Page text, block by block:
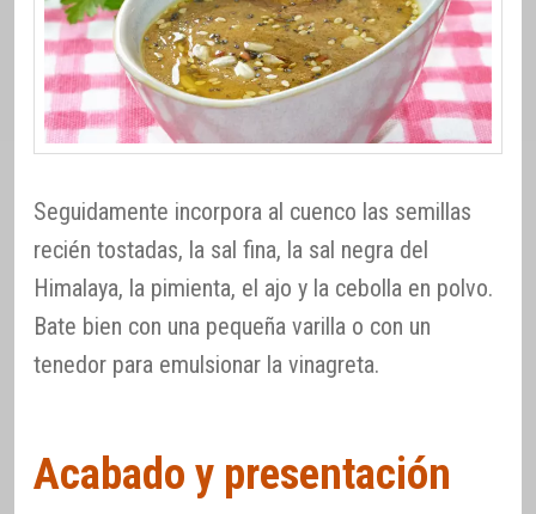
Seguidamente incorpora al cuenco las semillas
recién tostadas, la sal fina, la sal negra del
Himalaya, la pimienta, el ajo y la cebolla en polvo.
Bate bien con una pequeña varilla o con un
tenedor para emulsionar la vinagreta.
Acabado y presentación